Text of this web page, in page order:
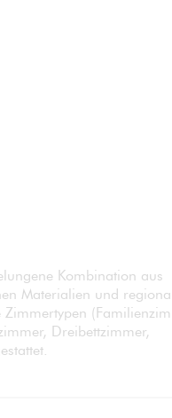
Kombination aus
Materialien und
Dreibettzimmer,